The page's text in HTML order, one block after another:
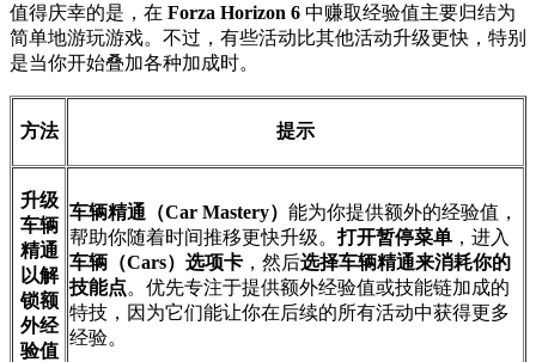
值得庆幸的是，在 Forza Horizon 6 中赚取经验值主要归结为
简单地游玩游戏。不过，有些活动比其他活动升级更快，特别
是当你开始叠加各种加成时。
方法 提示
升级
车辆
精通
以解
锁额
外经
验值
车辆精通（Car Mastery） 能为你提供额外的经验值，
帮助你随着时间推移更快升级。打开暂停菜单 ，进入
车辆（Cars）选项卡 ，然后选择车辆精通来消耗你的
技能点。优先专注于提供额外经验值或技能链加成的
特技，因为它们能让你在后续的所有活动中获得更多
经验。